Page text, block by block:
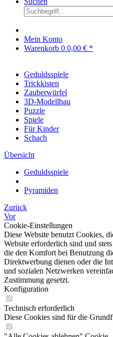
Mein Konto
Warenkorb 0 0,00 € *
Geduldsspiele
Trickkisten
Zauberwürfel
3D-Modellbau
Puzzle
Spiele
Für Kinder
Schach
Übersicht
Geduldsspiele
Pyramiden
Zurück
Vor
Cookie-Einstellungen
Diese Website benutzt Cookies,
Website erforderlich sind und
die den Komfort bei Benutzung
Direktwerbung dienen oder die
und sozialen Netzwerken
Zustimmung gesetzt.
Konfiguration
Technisch erforderlich
Diese Cookies sind für die